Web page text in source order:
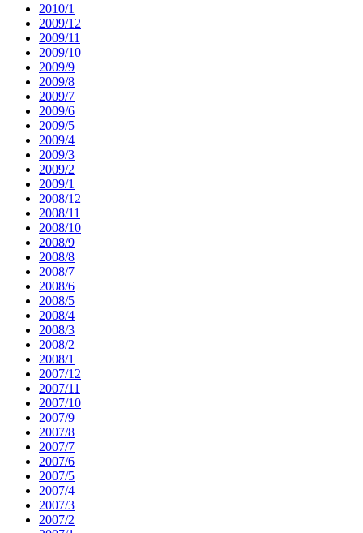
2010/1
2009/12
2009/11
2009/10
2009/9
2009/8
2009/7
2009/6
2009/5
2009/4
2009/3
2009/2
2009/1
2008/12
2008/11
2008/10
2008/9
2008/8
2008/7
2008/6
2008/5
2008/4
2008/3
2008/2
2008/1
2007/12
2007/11
2007/10
2007/9
2007/8
2007/7
2007/6
2007/5
2007/4
2007/3
2007/2